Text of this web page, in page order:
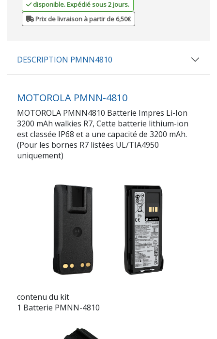
disponible. Expédié sous 2 jours.
Prix de livraison à partir de 6,50€
DESCRIPTION PMNN4810
MOTOROLA PMNN-4810
MOTOROLA PMNN4810 Batterie Impres Li-Ion
3200 mAh walkies R7, Cette batterie lithium-ion
est classée IP68 et a une capacité de 3200 mAh.
(Pour les bornes R7 listées UL/TIA4950
uniquement)
contenu du kit
1 Batterie PMNN-4810